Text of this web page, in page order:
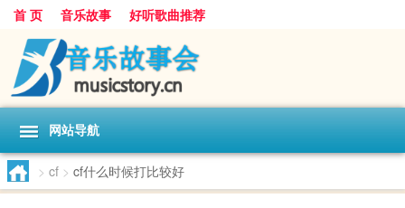
首 页 音乐故事 好听歌曲推荐
网站导航
> cf > cf什么时候打比较好